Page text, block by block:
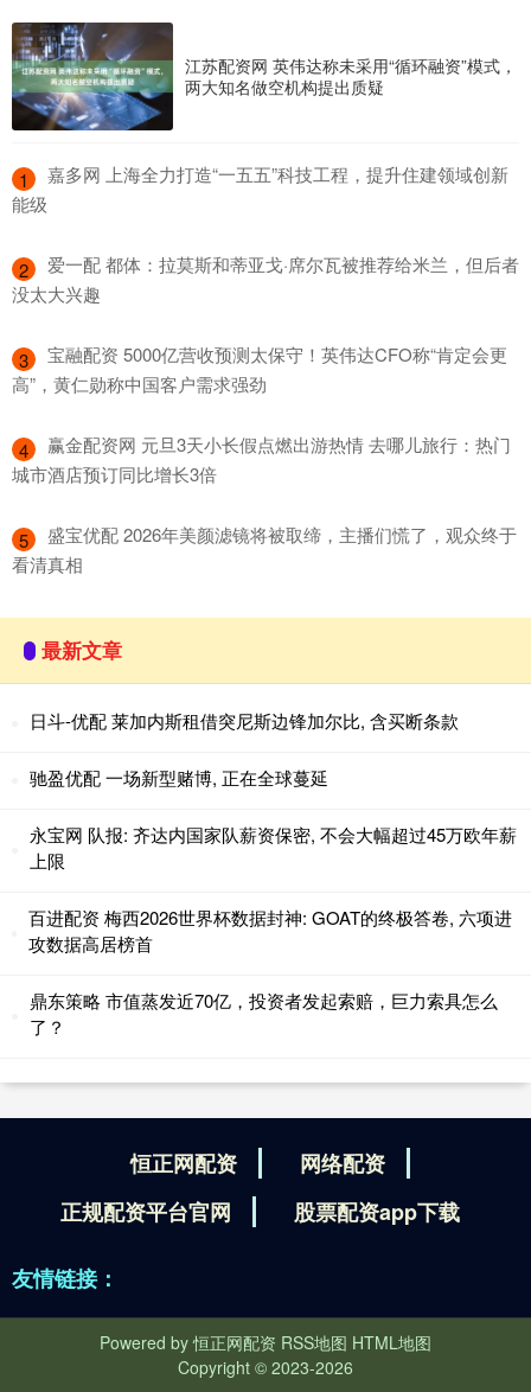
江苏配资网 英伟达称未采用“循环融资”模式，
两大知名做空机构提出质疑
1
​嘉多网 上海全力打造“一五五”科技工程，提升住建领域创新
能级
2
​爱一配 都体：拉莫斯和蒂亚戈·席尔瓦被推荐给米兰，但后者
没太大兴趣
3
​宝融配资 5000亿营收预测太保守！英伟达CFO称“肯定会更
高”，黄仁勋称中国客户需求强劲
4
​赢金配资网 元旦3天小长假点燃出游热情 去哪儿旅行：热门
城市酒店预订同比增长3倍
5
​盛宝优配 2026年美颜滤镜将被取缔，主播们慌了，观众终于
看清真相
最新文章
日斗-优配 莱加内斯租借突尼斯边锋加尔比, 含买断条款
驰盈优配 一场新型赌博, 正在全球蔓延
永宝网 队报: 齐达内国家队薪资保密, 不会大幅超过45万欧年薪
上限
百进配资 梅西2026世界杯数据封神: GOAT的终极答卷, 六项进
攻数据高居榜首
鼎东策略 市值蒸发近70亿，投资者发起索赔，巨力索具怎么
了？
恒正网配资
网络配资
正规配资平台官网
股票配资app下载
友情链接：
Powered by恒正网配资 RSS地图 HTML地图
Copyright © 2023-2026